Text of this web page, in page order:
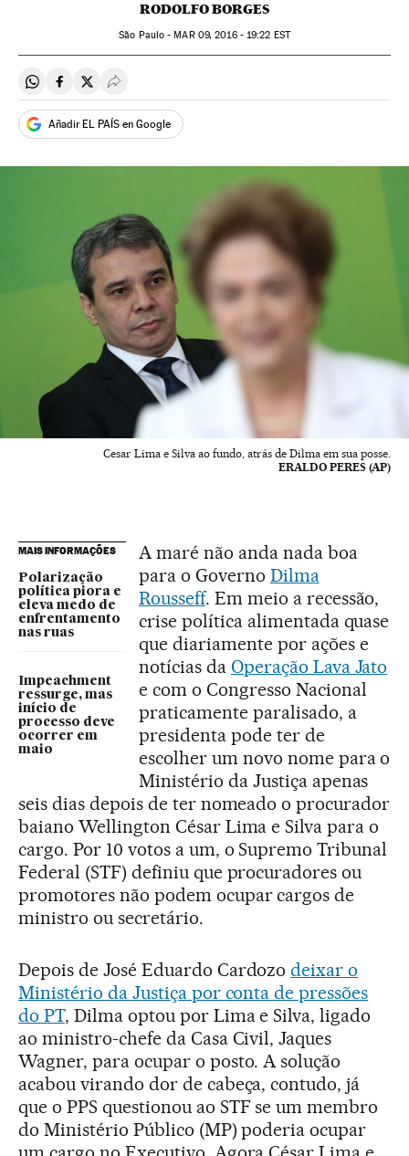
RODOLFO BORGES
São Paulo -MAR09, 2016 - 19:22 EST
Compartir en Whatsapp
Compartir en Facebook
Compartir en Twitter
Desplegar Redes Sociales
Añadir EL PAÍS en Google
Cesar Lima e Silva ao fundo, atrás de Dilma em sua posse.
ERALDO PERES (AP)
MAIS INFORMAÇÕES
Polarização
política piora e
eleva medo de
enfrentamento
nas ruas
Impeachment
ressurge, mas
início de
processo deve
ocorrer em
maio
A maré não anda nada boa
para o Governo Dilma
Rousseff. Em meio a recessão,
crise política alimentada quase
que diariamente por ações e
notícias da Operação Lava Jato
e com o Congresso Nacional
praticamente paralisado, a
presidenta pode ter de
escolher um novo nome para o
Ministério da Justiça apenas
seis dias depois de ter nomeado o procurador
baiano Wellington César Lima e Silva para o
cargo. Por 10 votos a um, o Supremo Tribunal
Federal (STF) definiu que procuradores ou
promotores não podem ocupar cargos de
ministro ou secretário.
Depois de José Eduardo Cardozodeixar o
Ministério da Justiça por conta de pressões
do PT, Dilma optou por Lima e Silva, ligado
ao ministro-chefe da Casa Civil, Jaques
Wagner, para ocupar o posto. A solução
acabou virando dor de cabeça, contudo, já
que o PPS questionou ao STF se um membro
do Ministério Público (MP) poderia ocupar